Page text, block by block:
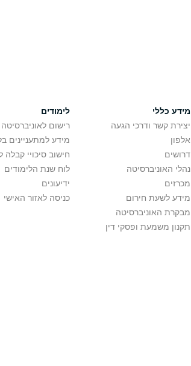
מידע כללי
יצירת קשר ודרכי הגעה
אלפון
דרושים
נהלי האוניברסיטה
מכרזים
מידע לשעת חירום
מבקרת האוניברסיטה
תקנון משמעת ופסקי דין
לימודים
רישום לאוניברסיטה
מידע למתעניינים
חישוב סיכויי קבלה
לוח שנת הלימודים
ידיעונים
כניסה לאזור האישי